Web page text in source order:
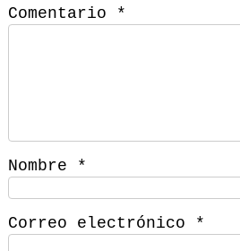
Comentario
*
Nombre *
Correo electrónico *